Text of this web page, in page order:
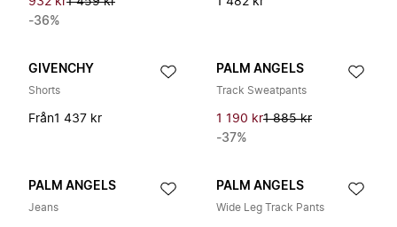
-36%
GIVENCHY
Shorts
Från1 437 kr
PALM ANGELS
Track Sweatpants
1 190 kr1 885 kr
-37%
PALM ANGELS
Jeans
PALM ANGELS
Wide Leg Track Pants